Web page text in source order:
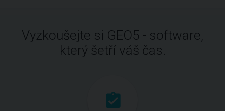
Vyzkoušejte si GEO5 - software,
který šetří váš čas.